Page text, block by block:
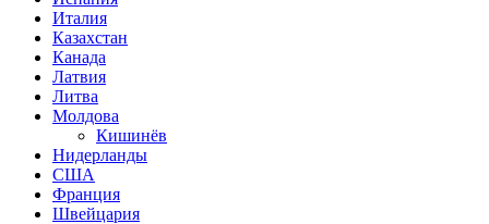
Италия
Казахстан
Канада
Латвия
Литва
Молдова
Кишинёв
Нидерланды
США
Франция
Швейцария